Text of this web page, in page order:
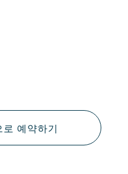
로 예약하기